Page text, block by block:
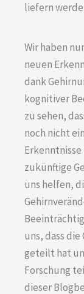
liefern
Wir haben
neuen
dank
kognitiver
zu sehen,
noch nicht
zukünftige
uns helfen,
uns, dass
geteilt hat
Forschung
dieser